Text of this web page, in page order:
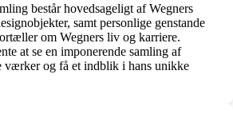
består hovedsageligt af Wegners
samt personlige genstande
om Wegners liv og karriere.
at se en imponerende samling af
værker og få et indblik i hans unikke